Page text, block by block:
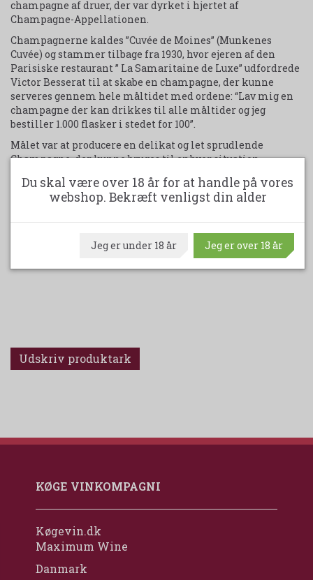
champagne af druer, der var dyrket i hjertet af
Champagne-Appellationen.
Champagnerne kaldes ”Cuvée de Moines” (Munkenes
Cuvée) og stammer tilbage fra 1930, hvor ejeren af den
Parisiske restaurant ” La Samaritaine de Luxe” udfordrede
Victor Besserat til at skabe en champagne, der kunne
serveres gennem hele måltidet med ordene: “Lav mig en
champagne der kan drikkes til alle måltider og jeg
bestiller 1.000 flasker i stedet for 100”.
Målet var at producere en delikat og let sprudlende
Champagne, der kunne bruges til enhver situation.
Champagne med små og delikate bobler, der langsomt
stiger op i glasset og bliver til en meget fin skum. Hos
en Champagne, der fortsat udvikler sig i kælderen.
Udskriv produktark
KØGE VINKOMPAGNI
Køgevin.dk
Maximum Wine
Danmark
Du skal være over 18 år for at handle på vores
webshop. Bekræft venligst din alder
Jeg er under 18 år Jeg er over 18 år